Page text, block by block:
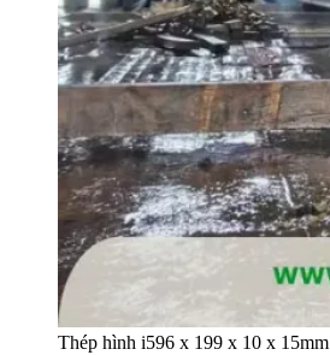
Thép hình i596 x 199 x 10 x 15mm